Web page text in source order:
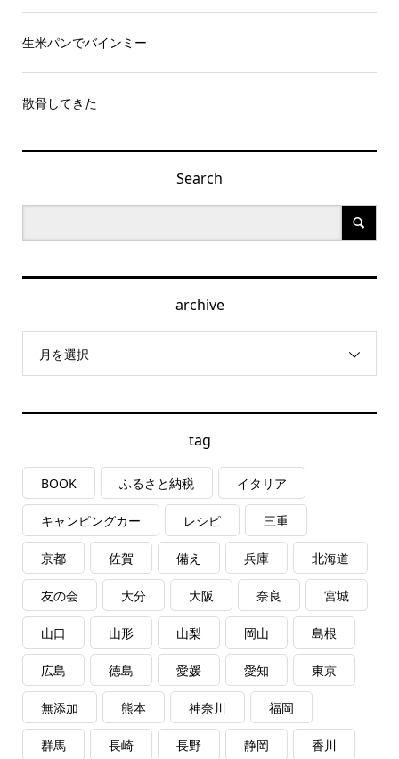
生米パンでバインミー
散骨してきた
Search
archive
月を選択
tag
BOOK ふるさと納税 イタリア
キャンピングカー レシピ 三重
京都 佐賀 備え 兵庫 北海道
友の会 大分 大阪 奈良 宮城
山口 山形 山梨 岡山 島根
広島 徳島 愛媛 愛知 東京
無添加 熊本 神奈川 福岡
群馬 長崎 長野 静岡 香川